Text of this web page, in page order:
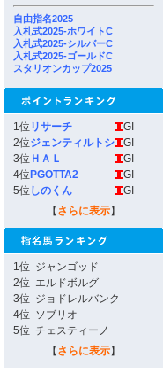
自由指名2025
入札式2025-ホワイトC
入札式2025-シルバーC
入札式2025-ゴールドC
スタリオンカップ2025
1位 リサーチ
GI
2位ジェンティルトシ
GI
3位 ＨＡＬ
GI
4位 PGOTTA2
GI
5位 しのくん
GI
【 さらに表示】
1位 ジャンゴッド
2位 エルドボルグ
3位 ジョドレルバンク
4位 ソブリオ
5位 チェスティーノ
【 さらに表示】